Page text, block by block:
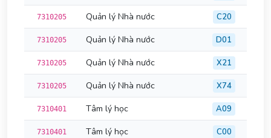
7310205 Quản lý Nhà nước C20
7310205 Quản lý Nhà nước D01
7310205 Quản lý Nhà nước X21
7310205 Quản lý Nhà nước X74
7310401 Tâm lý học A09
7310401 Tâm lý học C00